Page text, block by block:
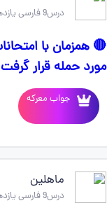
درس9 فارسی یازدهم
🔴 همزمان با
مورد حمله قرار
جواب معرکه
ماهلین
درس9 فارسی یازدهم